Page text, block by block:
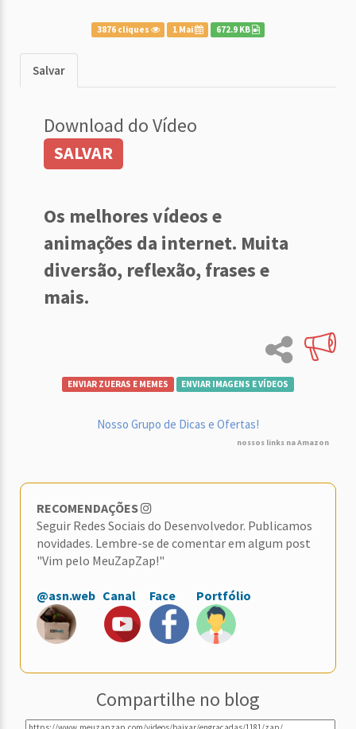
3876 cliques 1 Mai 672.9 KB
Salvar
Download do Vídeo
SALVAR
Os melhores vídeos e
animações da internet. Muita
diversão, reflexão, frases e
mais.
ENVIAR ZUERAS E MEMES ENVIAR IMAGENS E VÍDEOS
Nosso Grupo de Dicas e Ofertas!
nossos links na Amazon
RECOMENDAÇÕES
Seguir Redes Sociais do Desenvolvedor. Publicamos
novidades. Lembre-se de comentar em algum post
"Vim pelo MeuZapZap!"
@asn.web Canal Face Portfólio
Compartilhe no blog